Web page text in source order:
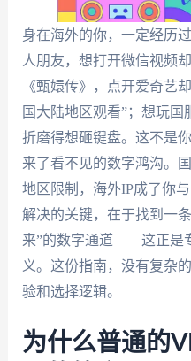
身在海外的你，一定经历
人朋友，想打开微信视频
《甄嬛传》，点开爱奇艺
国大陆地区观看”；想玩
折磨得想砸键盘。这不是
来了看不见的数字鸿沟。
地区限制，海外IP成了你
解决的关键，在于找到一
来”的数字通道——这正是
义。这份指南，没有复杂
验和选择逻辑。
为什么普通的